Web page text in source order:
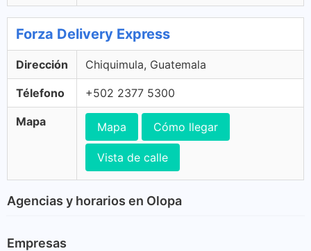
Forza Delivery Express
Dirección Chiquimula, Guatemala
Télefono +502 2377 5300
Mapa Mapa Cómo llegar
Vista de calle
Agencias y horarios en Olopa
Empresas